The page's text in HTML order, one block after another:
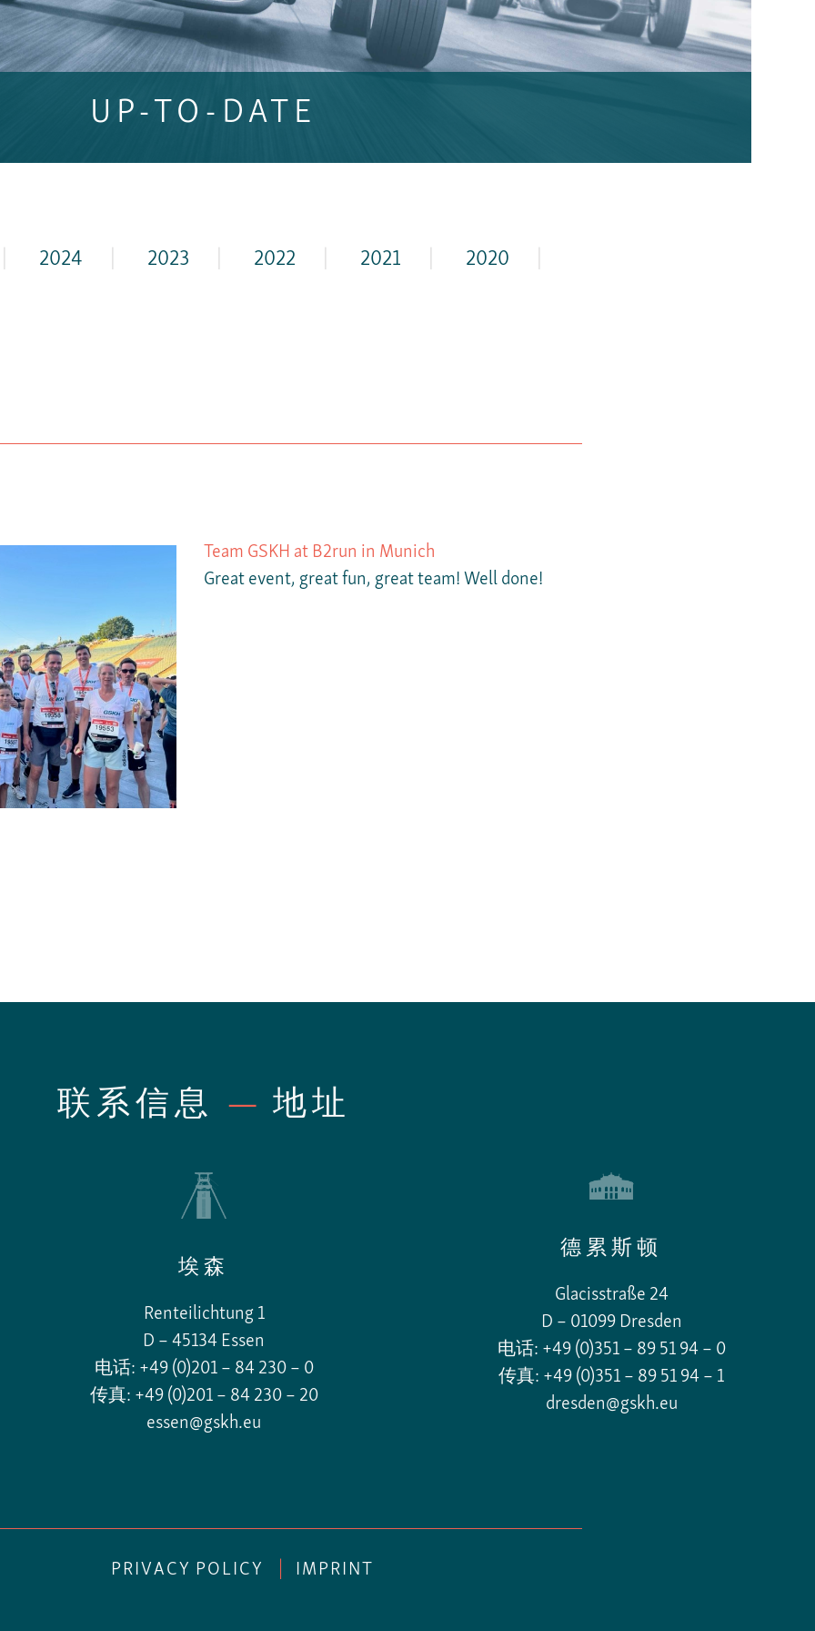
UP-TO-DATE
2024 2023 2022 2021 2020
Team GSKH at B2run in Munich
Great event, great fun, great team! Well done!
联系信息 — 地址
埃森
Renteilichtung 1
D – 45134 Essen
电话: +49 (0)201 – 84 230 – 0
传真: +49 (0)201 – 84 230 – 20
essen@gskh.eu
德累斯顿
Glacisstraße 24
D – 01099 Dresden
电话: +49 (0)351 – 89 51 94 – 0
传真: +49 (0)351 – 89 51 94 – 1
dresden@gskh.eu
PRIVACY POLICY IMPRINT